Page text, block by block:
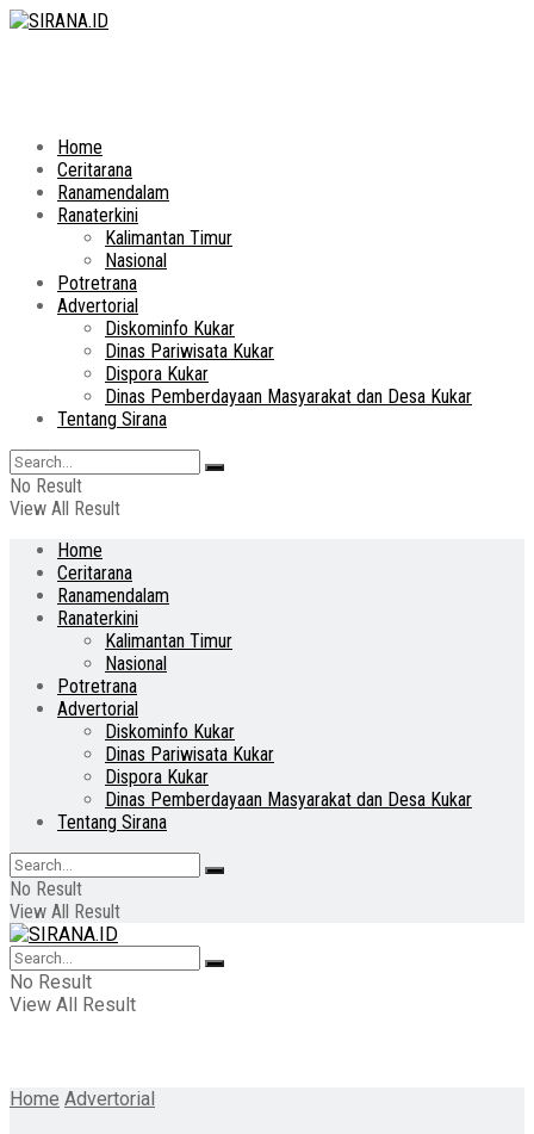
Home
Ceritarana
Ranamendalam
Ranaterkini
Kalimantan Timur
Nasional
Potretrana
Advertorial
Diskominfo Kukar
Dinas Pariwisata Kukar
Dispora Kukar
Dinas Pemberdayaan Masyarakat dan Desa Kukar
Tentang Sirana
No Result
View All Result
Home
Ceritarana
Ranamendalam
Ranaterkini
Kalimantan Timur
Nasional
Potretrana
Advertorial
Diskominfo Kukar
Dinas Pariwisata Kukar
Dispora Kukar
Dinas Pemberdayaan Masyarakat dan Desa Kukar
Tentang Sirana
No Result
View All Result
No Result
View All Result
Home Advertorial